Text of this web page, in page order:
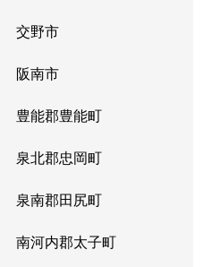
交野市
阪南市
豊能郡豊能町
泉北郡忠岡町
泉南郡田尻町
南河内郡太子町